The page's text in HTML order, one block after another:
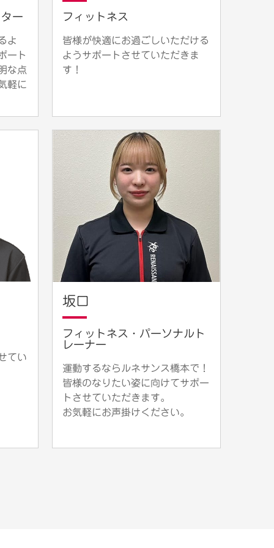
ー
よ
ート
な点
軽に
フィットネス
皆様が快適にお過ごしいただける
ようサポートさせていただきま
す！
てい
坂口
フィットネス・パーソナルト
レーナー
運動するならルネサンス橋本で！
皆様のなりたい姿に向けてサポー
トさせていただきます。
お気軽にお声掛けください。